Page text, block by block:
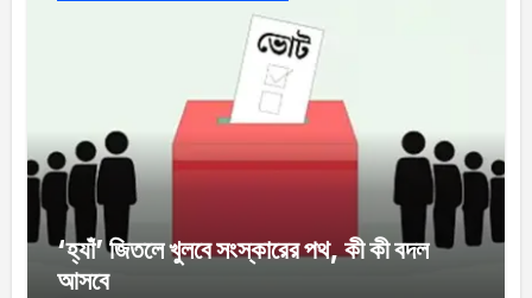
‘হ্যাঁ’ জিতলে খুলবে সংস্কারের পথ, কী কী বদল
আসবে